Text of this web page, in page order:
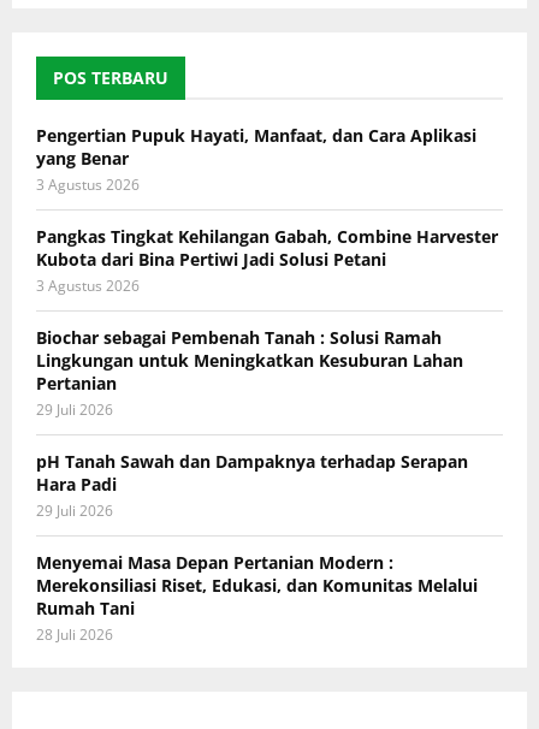
POS TERBARU
Pengertian Pupuk Hayati, Manfaat, dan Cara Aplikasi
yang Benar
3 Agustus 2026
Pangkas Tingkat Kehilangan Gabah, Combine Harvester
Kubota dari Bina Pertiwi Jadi Solusi Petani
3 Agustus 2026
Biochar sebagai Pembenah Tanah : Solusi Ramah
Lingkungan untuk Meningkatkan Kesuburan Lahan
Pertanian
29 Juli 2026
pH Tanah Sawah dan Dampaknya terhadap Serapan
Hara Padi
29 Juli 2026
Menyemai Masa Depan Pertanian Modern :
Merekonsiliasi Riset, Edukasi, dan Komunitas Melalui
Rumah Tani
28 Juli 2026